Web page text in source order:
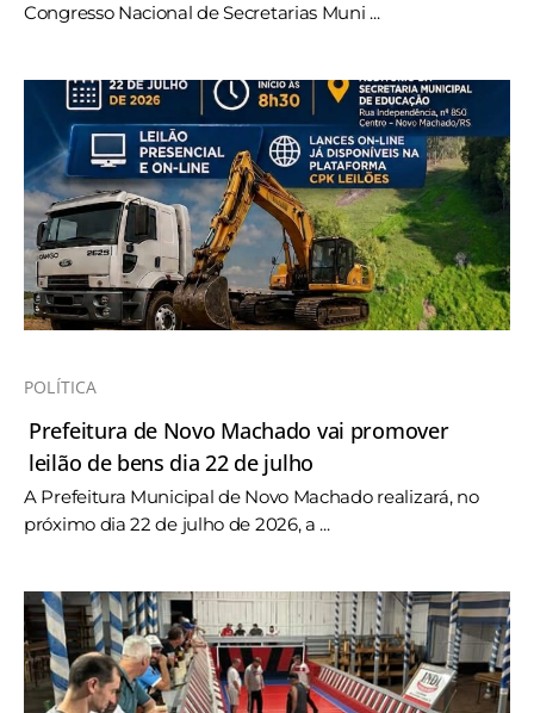
Congresso Nacional de Secretarias Muni ...
POLÍTICA
Prefeitura de Novo Machado vai promover
leilão de bens dia 22 de julho
A Prefeitura Municipal de Novo Machado realizará, no
próximo dia 22 de julho de 2026, a ...